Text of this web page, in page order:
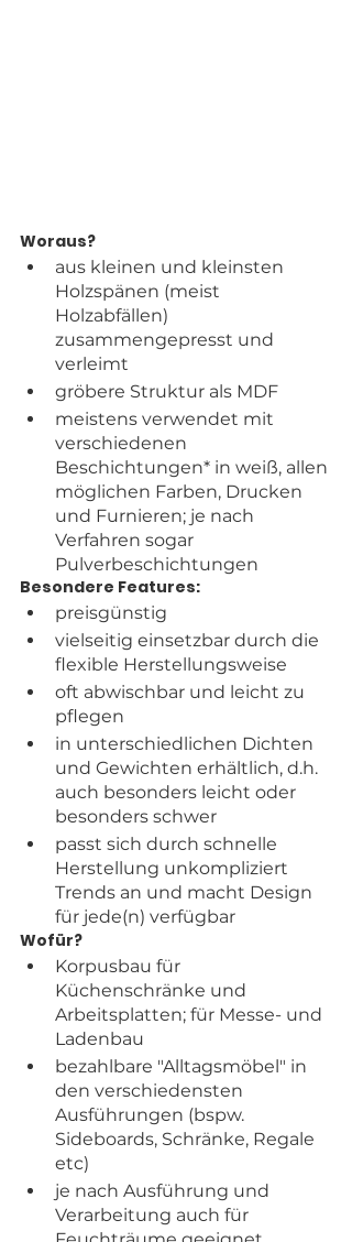
Woraus?
aus kleinen und kleinsten
Holzspänen (meist
Holzabfällen)
zusammengepresst und
verleimt
gröbere Struktur als MDF
meistens verwendet mit
verschiedenen
Beschichtungen* in weiß, allen
möglichen Farben, Drucken
und Furnieren; je nach
Verfahren sogar
Pulverbeschichtungen
Besondere Features:
preisgünstig
vielseitig einsetzbar durch die
flexible Herstellungsweise
oft abwischbar und leicht zu
pflegen
in unterschiedlichen Dichten
und Gewichten erhältlich, d.h.
auch besonders leicht oder
besonders schwer
passt sich durch schnelle
Herstellung unkompliziert
Trends an und macht Design
für jede(n) verfügbar
Wofür?
Korpusbau für
Küchenschränke und
Arbeitsplatten; für Messe- und
Ladenbau
bezahlbare "Alltagsmöbel" in
den verschiedensten
Ausführungen (bspw.
Sideboards, Schränke, Regale
etc)
je nach Ausführung und
Verarbeitung auch für